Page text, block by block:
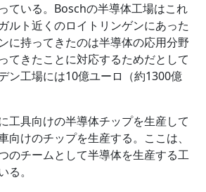
ている。Boschの半導体工場はこれ
ルト近くのロイトリンゲンにあった
に持ってきたのは半導体の応用分野
てきたことに対応するためだとして
ン工場には10億ユーロ（約1300億
工具向けの半導体チップを生産して
向けのチップを生産する。ここは、
のチームとして半導体を生産する工
。